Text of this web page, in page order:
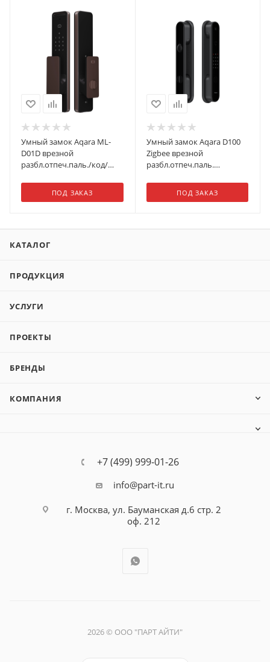
Умный замок Aqara ML-
D01D врезной
разбл.отпеч.паль./код/
5000mAh бронзовый/
черный
ПОД ЗАКАЗ
Умный замок Aqara D100
Zigbee врезной
разбл.отпеч.паль.
(ZNMS20LM)ПОД ЗАКАЗ
КАТАЛОГ
ПРОДУКЦИЯ
УСЛУГИ
ПРОЕКТЫ
БРЕНДЫ
КОМПАНИЯ
+7 (499) 999-01-26
info@part-it.ru
г. Москва, ул. Бауманская д.6 стр. 2
оф. 212
2026 © ООО "ПАРТ АЙТИ"